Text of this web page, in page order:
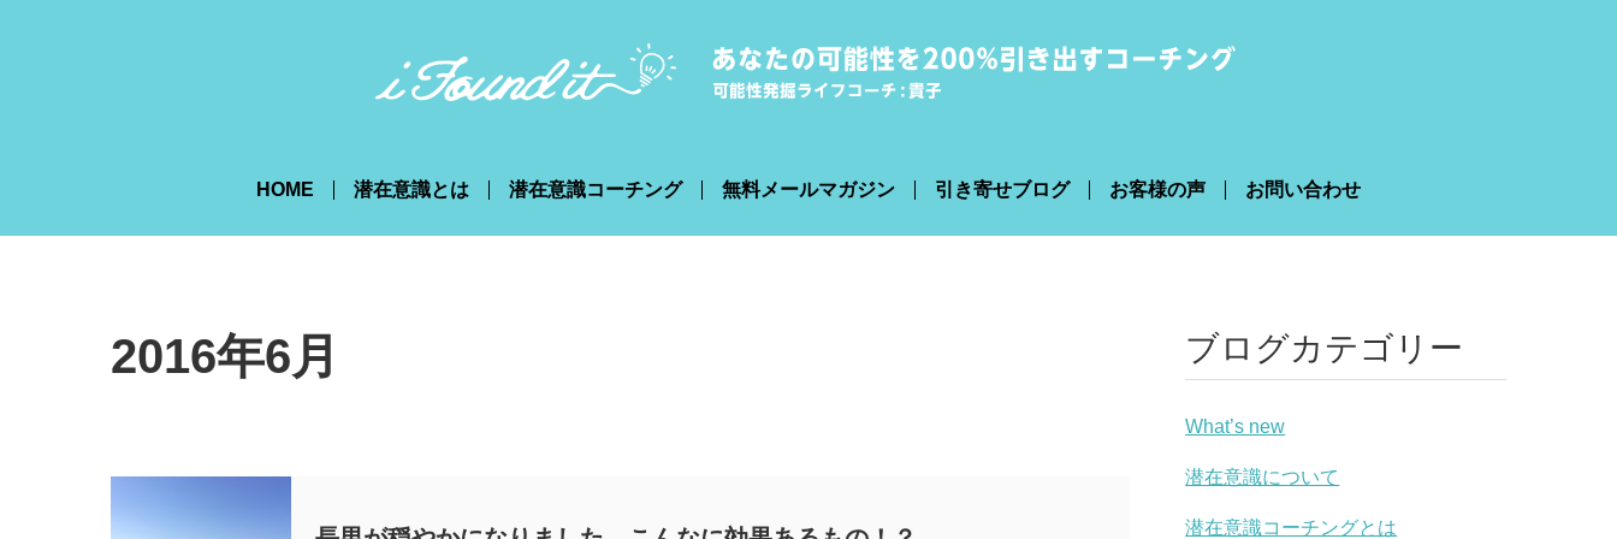
HOME 潜在意識とは 潜在意識コーチング 無料メールマガジン 引き寄せブログ お客様の声 お問い合わせ
2016年6月 ブログカテゴリー
What’s new
潜在意識について
潜在意識コーチングとは